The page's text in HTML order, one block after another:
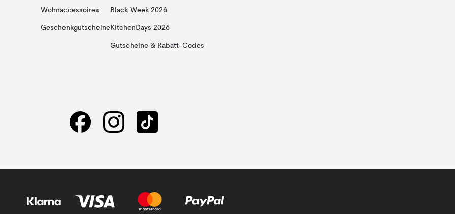
Wohnaccessoires
Geschenkgutscheine
Black Week 2026
KitchenDays 2026
Gutscheine & Rabatt-Codes